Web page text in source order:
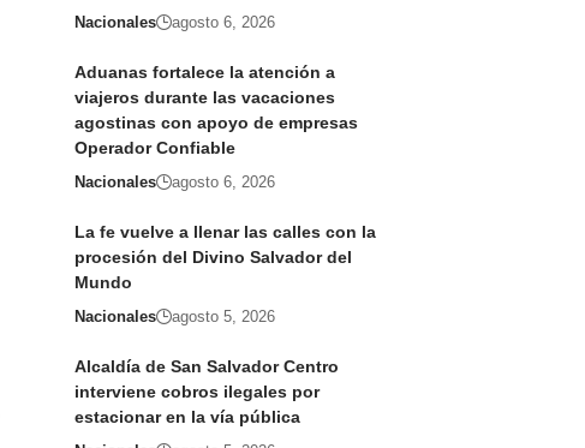
Nacionales agosto 6, 2026
Aduanas fortalece la atención a
viajeros durante las vacaciones
agostinas con apoyo de empresas
Operador Confiable
Nacionales agosto 6, 2026
La fe vuelve a llenar las calles con la
procesión del Divino Salvador del
Mundo
Nacionales agosto 5, 2026
Alcaldía de San Salvador Centro
interviene cobros ilegales por
estacionar en la vía pública